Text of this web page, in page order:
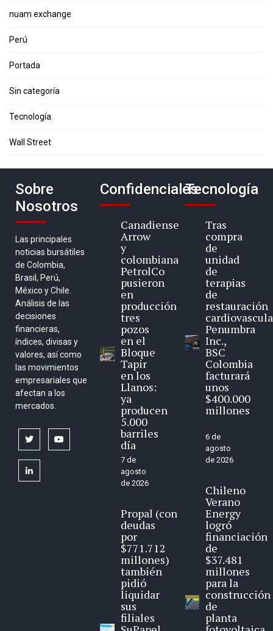
nuam exchange
Perú
Portada
Sin categoría
Tecnología
Wall Street
Sobre
Nosotros
Las principales
noticias bursátiles
de Colombia,
Brasil, Perú,
México y Chile.
Análisis de las
decisiones
financieras,
índices, divisas y
valores, así como
las movimientos
empresariales que
afectan a los
mercados.
twitter
linkedin
Confidenciales
Canadiense
Arrow
y
colombiana
PetrolCo
pusieron
en
producción
tres
pozos
en el
Bloque
Tapir
en los
Llanos:
ya
producen
5.000
barriles
día
7 de
agosto
de 2026
Propal (con
deudas
por
$771.712
millones)
también
pidió
liquidar
sus
filiales
Tecnología
Tras
compra
de
unidad
de
terapias
de
restauración
Penumbra
Inc.,
BSC
Colombia
facturará
unos
$400.000
millones
6 de
agosto
de 2026
Chileno
Verano
Energy
logró
financiación
de
$37.481
millones
para la
construcción
de
planta